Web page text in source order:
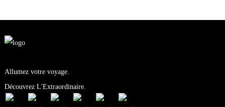
Allumez votre voyage.
Découvrez L'Extraordinaire.